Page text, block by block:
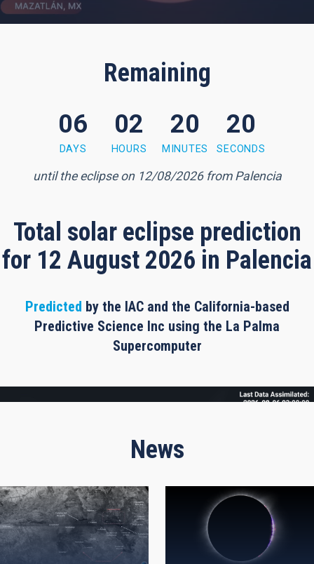
Remaining
19 seconds
06
DAYS
02
HOURS
20
MINUTES
20
SECONDS
until the eclipse on 12/08/2026 from Palencia
Total solar eclipse prediction
for 12 August 2026 in Palencia
Predicted by the IAC and the California-based
Predictive Science Inc using the La Palma
Supercomputer
News